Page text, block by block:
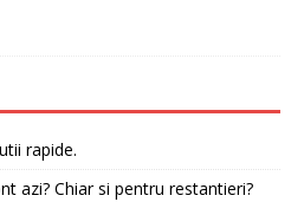
rapide.
azi? Chiar si pentru restantieri?